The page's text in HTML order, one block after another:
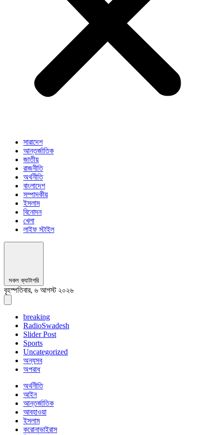
সারাদেশ
আন্তর্জাতিক
জাতীয়
রাজনীতি
অর্থনীতি
বাংলাদেশ
সম্পাদকীয়
ইসলাম
বিনোদন
খেলা
লাইফ স্টাইল
সকল ক্যাটাগরি
বৃহস্পতিবার, ৬ আগস্ট ২০২৬
breaking
RadioSwadesh
Slider Post
Sports
Uncategorized
অন্যসব
অপরাধ
অর্থনীতি
আইন
আন্তর্জাতিক
আবহাওয়া
ইসলাম
করোনাভাইরাস